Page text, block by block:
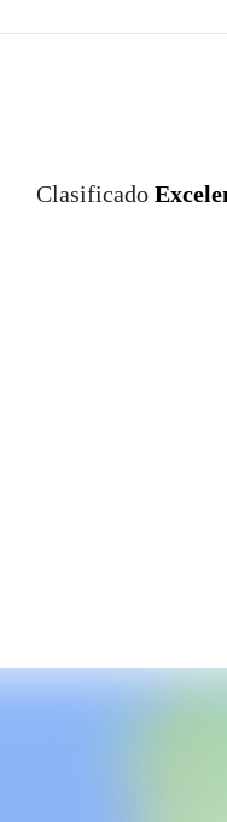
Clasificado